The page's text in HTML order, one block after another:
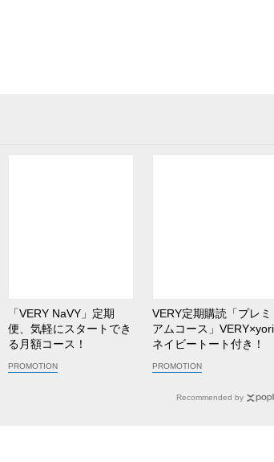
「VERY NaVY」定期
便、気軽にスタートでき
る月額コース！
VERY定期購読「プレミ
アムコース」VERY×yori
ネイビートート付き！
Recommended by